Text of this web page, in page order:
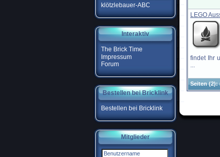
klötzlebauer-ABC
Interaktiv
The Brick Time
Impressum
Forum
Bestellen bei Bricklink
Bestellen bei Bricklink
Mitglieder
LEGO
findet Ihr
...
Seiten(2):